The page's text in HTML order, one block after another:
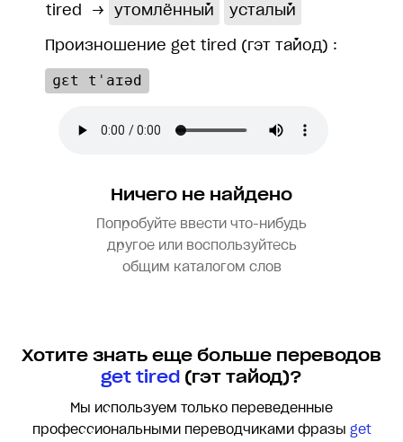
tired → утомлённый
усталый
Произношение get tired (гэт тайод) :
ɡɛt tˈaɪəd
Ничего не найдено
Попробуйте ввести что-нибудь
другое или воспользуйтесь
общим каталогом слов
Хотите знать еще больше переводов
get tired (гэт тайод)?
Мы используем только переведенные
профессиональными переводчиками фразы get